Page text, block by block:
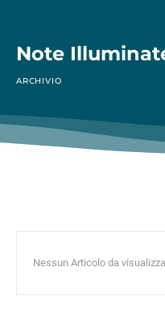
Note
ARCHIVIO
Nessun Articolo da